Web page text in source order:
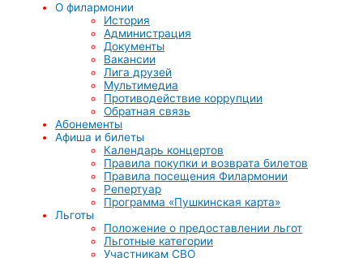
О филармонии
История
Администрация
Документы
Вакансии
Лига друзей
Мультимедиа
Противодействие коррупции
Обратная связь
Абонементы
Афиша и билеты
Календарь концертов
Правила покупки и возврата билетов
Правила посещения Филармонии
Репертуар
Программа «Пушкинская карта»
Льготы
Положение о предоставлении льгот
Льготные категории
Участникам СВО